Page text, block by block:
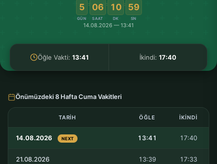
5
GÜN
: 06
SAAT
: 10
DK
: 59
SN
14.08.2026 — 13:41
Öğle Vakti: 13:41 İkindi: 17:40
Önümüzdeki 8 Hafta Cuma Vakitleri
TARIH ÖĞLE İKINDI
14.08.2026 NEXT 13:41 17:40
21.08.2026 13:39 17:33